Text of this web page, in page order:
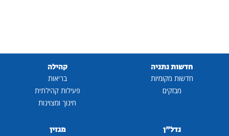
חדשות נתניה
חדשות מקומיות
מבזקים
קהילה
בריאות
פעילות קהילתית
חינוך ומצוינות
נדל"ן מגזין